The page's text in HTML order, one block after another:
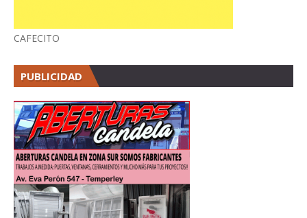
CAFECITO
PUBLICIDAD